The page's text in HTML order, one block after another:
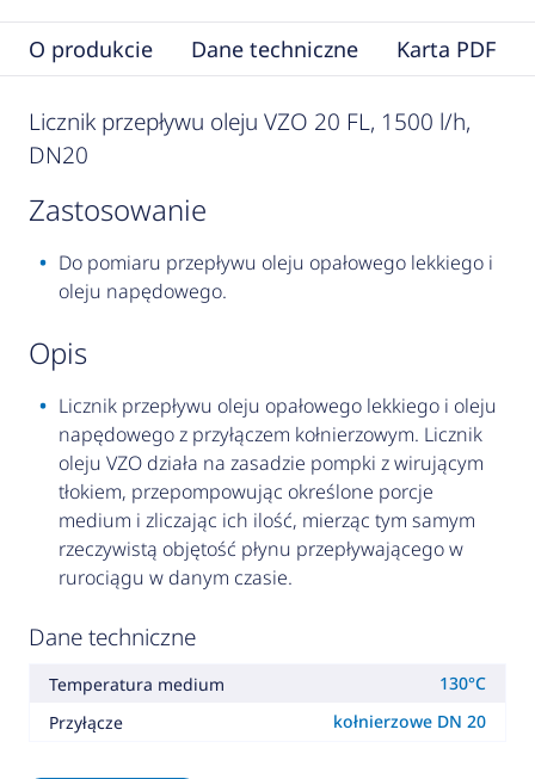
O produkcie Dane techniczne Karta PDF
Licznik przepływu oleju VZO 20 FL, 1500 l/h,
DN20
zastosowanie
Do pomiaru przepływu oleju opałowego lekkiego i
oleju napędowego.
opis
Licznik przepływu oleju opałowego lekkiego i oleju
napędowego z przyłączem kołnierzowym. Licznik
oleju VZO działa na zasadzie pompki z wirującym
tłokiem, przepompowując określone porcje
medium i zliczając ich ilość, mierząc tym samym
rzeczywistą objętość płynu przepływającego w
rurociągu w danym czasie.
Dane techniczne
Temperatura medium
130°C
Przyłącze
kołnierzowe DN 20